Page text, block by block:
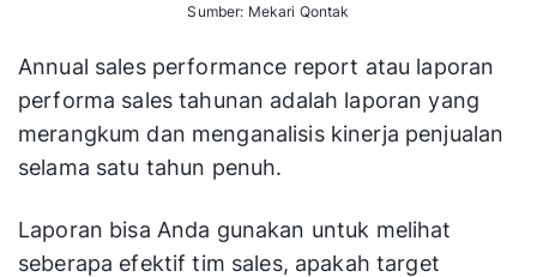
Sumber: Mekari Qontak
Annual sales performance report atau laporan
performa sales tahunan adalah laporan yang
merangkum dan menganalisis kinerja penjualan
selama satu tahun penuh.
Laporan bisa Anda gunakan untuk melihat
seberapa efektif tim sales, apakah target